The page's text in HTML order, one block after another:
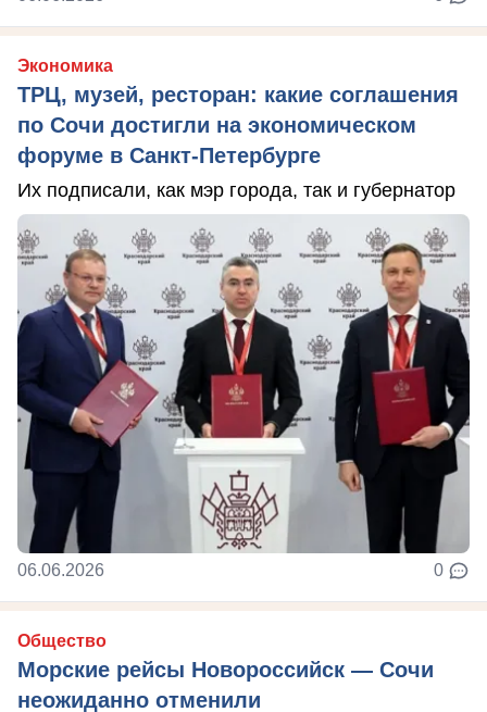
Экономика
ТРЦ, музей, ресторан: какие соглашения
по Сочи достигли на экономическом
форуме в Санкт-Петербурге
Их подписали, как мэр города, так и губернатор
06.06.2026 0
Общество
Морские рейсы Новороссийск — Сочи
неожиданно отменили